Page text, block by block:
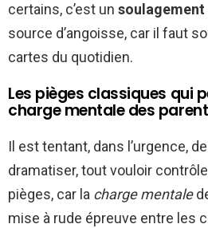
certains, c’est un soulagement
source d’angoisse, car il faut
cartes du quotidien.
Les pièges classiques qui
charge mentale des
Il est tentant, dans l’urgence,
dramatiser, tout vouloir
pièges, car la charge mentale
mise à rude épreuve entre les